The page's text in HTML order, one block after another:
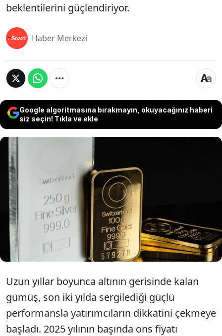
beklentilerini güçlendiriyor.
Haber Merkezi
Google algoritmasına bırakmayın, okuyacağınız haberi
siz seçin! Tıkla ve ekle
Son dönemde sert yükseliş yaşayan gümüş,
yatırımcıların odağına yerleşirken küresel
finans kuruluşları da fiyat tahminlerini yukarı
çekmeye başladı. Enflasyon, jeopolitik riskler ve
artan sanayi talebi değerli metalde yükseliş
beklentilerini güçlendiriyor.
Uzun yıllar boyunca altının gerisinde kalan
gümüş, son iki yılda sergilediği güçlü
performansla yatırımcıların dikkatini çekmeye
başladı. 2025 yılının başında ons fiyatı